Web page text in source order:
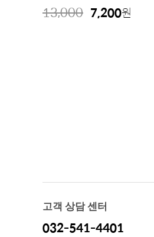
13,000 7,200원
고객 상담 센터
032-541-4401